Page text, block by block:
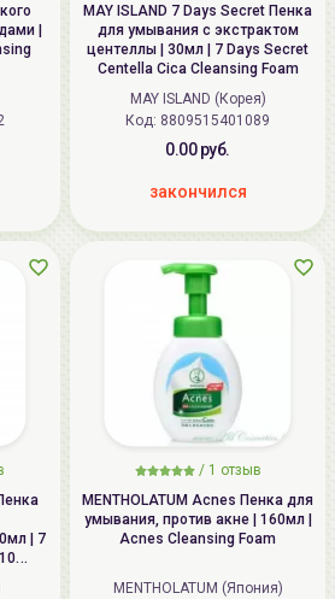
|
MAY ISLAND 7 Days Secret Пенка
для умывания с экстрактом
центеллы | 30мл | 7 Days Secret
Centella Cica Cleansing Foam
MAY ISLAND (Корея)
Код: 8809515401089
0.00 руб.
закончился
| 7
/ 1 отзыв
MENTHOLATUM Acnes Пенка для
умывания, против акне | 160мл |
Acnes Cleansing Foam
MENTHOLATUM (Япония)